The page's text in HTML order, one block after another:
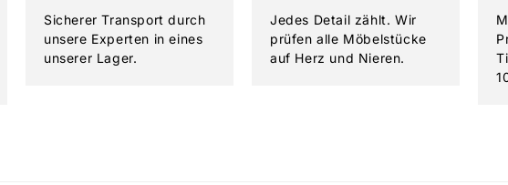
Sicherer Transport durch
unsere Experten in eines
unserer Lager.
Jedes Detail zählt. Wir
prüfen alle Möbelstücke
auf Herz und Nieren.